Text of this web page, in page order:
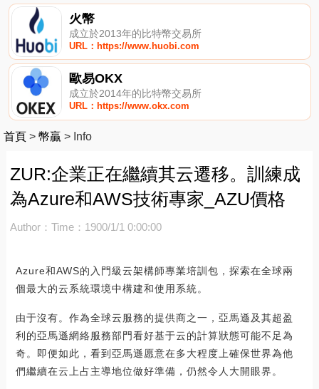
火幣
成立於2013年的比特幣交易所
URL：https://www.huobi.com
歐易OKX
成立於2014年的比特幣交易所
URL：https://www.okx.com
首頁 > 幣贏 > Info
ZUR:企業正在繼續其云遷移。訓練成
為Azure和AWS技術專家_AZU價格
Author： Time：1900/1/1 0:00:00
Azure和AWS的入門級云架構師專業培訓包，探索在全球兩
個最大的云系統環境中構建和使用系統。
由于沒有。作為全球云服務的提供商之一，亞馬遜及其超盈
利的亞馬遜網絡服務部門看好基于云的計算狀態可能不足為
奇。即便如此，看到亞馬遜愿意在多大程度上確保世界為他
們繼續在云上占主導地位做好準備，仍然令人大開眼界。